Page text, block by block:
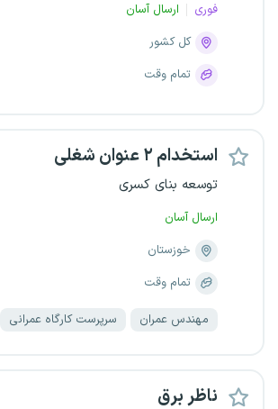
فوری
ارسال آسان
کل کشور
تمام وقت
استخدام ۲ عنوان شغلی
توسعه بنای کسری
ارسال آسان
خوزستان
تمام وقت
مهندس عمران سرپرست کارگاه عمرانی
ناظر برق